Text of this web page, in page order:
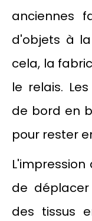
anciennes
d'objets à
cela, la
le relais.
de bord en
pour rester
de
des tissus